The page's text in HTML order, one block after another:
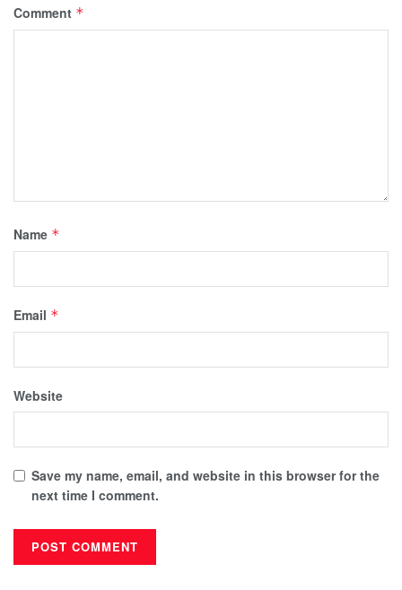
Comment *
Name *
Email *
Website
Save my name, email, and website in this browser for the
next time I comment.